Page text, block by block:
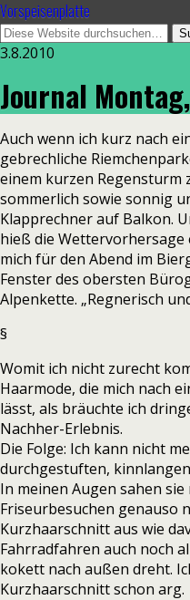
Vorspeisenplatte
3.8.2010
Journal
Auch wenn ich kurz nach
gebrechliche
einem kurzen Regensturm
sommerlich sowie sonnig
Klapprechner auf Balkon.
hieß die
mich für den Abend im
Fenster des obersten
Alpenkette. „Regnerisch
§
Womit ich nicht zurecht
Haarmode, die mich nach
lässt, als bräuchte ich
Nachher-Erlebnis.
Die Folge: Ich kann nicht
durchgestuften,
In meinen Augen sahen
Friseurbesuchen genauso
Kurzhaarschnitt aus wie
Fahrradfahren auch noch
kokett nach außen dreht.
Kurzhaarschnitt schon arg.